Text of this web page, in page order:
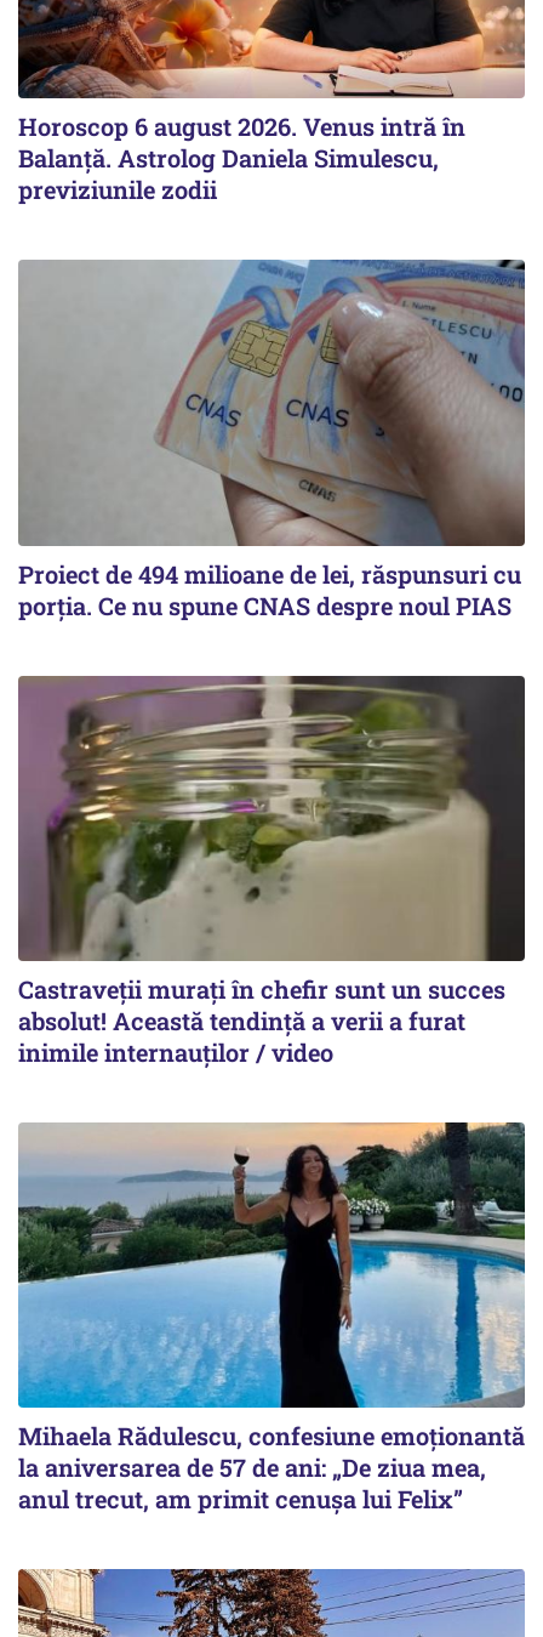
Horoscop 6 august 2026. Venus intră în
Balanță. Astrolog Daniela Simulescu,
previziunile zodii
Proiect de 494 milioane de lei, răspunsuri cu
porția. Ce nu spune CNAS despre noul PIAS
Castraveții murați în chefir sunt un succes
absolut! Această tendință a verii a furat
inimile internauților / video
Mihaela Rădulescu, confesiune emoționantă
la aniversarea de 57 de ani: „De ziua mea,
anul trecut, am primit cenușa lui Felix”